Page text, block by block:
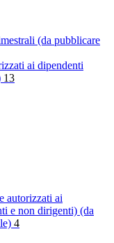
(da pubblicare
ai dipendenti
13
autorizzati ai
e non dirigenti) (da
4